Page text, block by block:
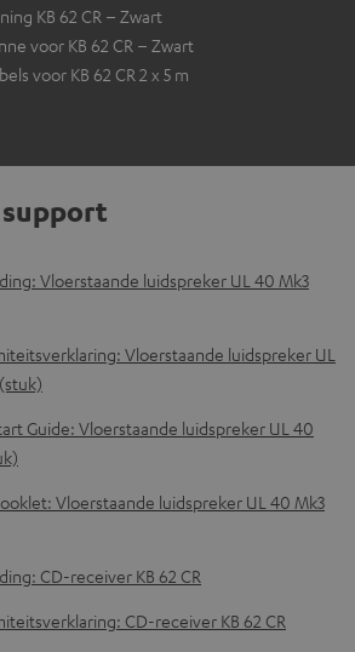
KB 62 CR – Zwart
voor KB 62 CR – Zwart
voor KB 62 CR 2 x 5 m
Vloerstaande luidspreker UL 40 Mk3
Vloerstaande luidspreker UL
Guide: Vloerstaande luidspreker UL 40
Vloerstaande luidspreker UL 40 Mk3
CD-receiver KB 62 CR
CD-receiver KB 62 CR